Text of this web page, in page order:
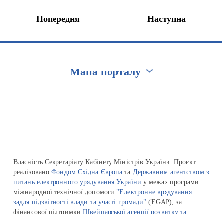
Попередня Наступна
Мапа порталу
Власність Секретаріату Кабінету Міністрів України. Проєкт
реалізованоФондом Східна Європа та Державним агентством з
питань електронного урядування України у межах програми
міжнародної технічної допомоги "Електронне врядування
задля підзвітності влади та участі громади" (EGAP), за
фінансової підтримкиШвейцарської агенції розвитку та